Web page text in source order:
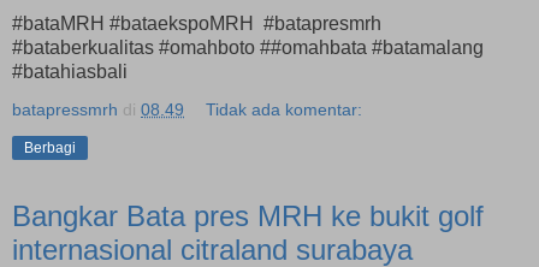
#bataMRH #bataekspoMRH #batapresmrh
#bataberkualitas #omahboto ##omahbata #batamalang
#batahiasbali
batapressmrh di 08.49 Tidak ada komentar:
Berbagi
Bangkar Bata pres MRH ke bukit golf
internasional citraland surabaya